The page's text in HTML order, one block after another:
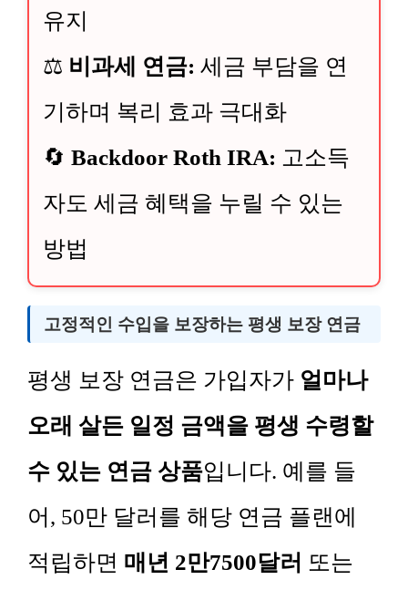
유지
⚖️ 비과세 연금: 세금 부담을 연
기하며 복리 효과 극대화
🔄 Backdoor Roth IRA: 고소득
자도 세금 혜택을 누릴 수 있는
방법
고정적인 수입을 보장하는 평생 보장 연금
평생 보장 연금은 가입자가 얼마나
오래 살든 일정 금액을 평생 수령할
수 있는 연금 상품입니다. 예를 들
어, 50만 달러를 해당 연금 플랜에
적립하면 매년 2만7500달러 또는